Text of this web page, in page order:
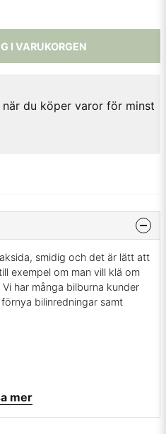
I VARUKORGEN
du köper varor för minst
smidig och det är lätt att
exempel om man vill klä om
har många bilburna kunder
bilinredningar samt
bomull
mer